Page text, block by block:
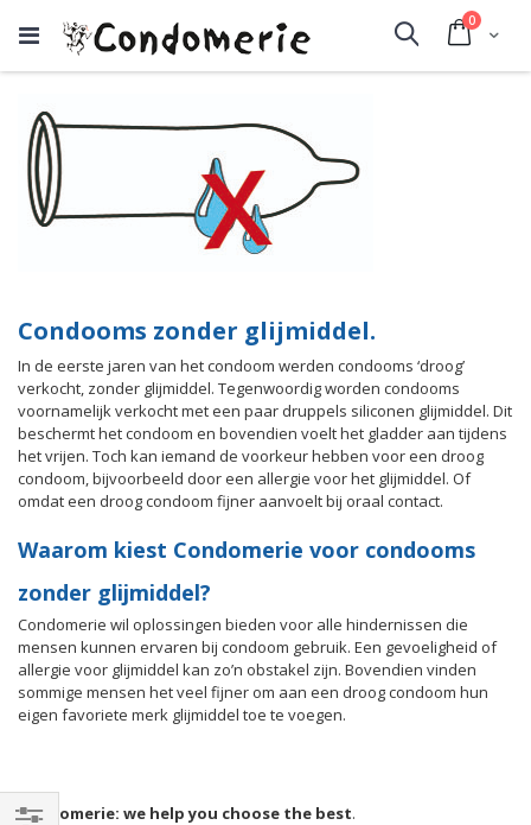
Cart
0
Search
Condooms zonder glijmiddel.
In de eerste jaren van het condoom werden condooms ‘droog’
verkocht, zonder glijmiddel. Tegenwoordig worden condooms
voornamelijk verkocht met een paar druppels siliconen glijmiddel. Dit
beschermt het condoom en bovendien voelt het gladder aan tijdens
het vrijen. Toch kan iemand de voorkeur hebben voor een droog
condoom, bijvoorbeeld door een allergie voor het glijmiddel. Of
omdat een droog condoom fijner aanvoelt bij oraal contact.
Waarom kiest Condomerie voor condooms
zonder glijmiddel?
Condomerie wil oplossingen bieden voor alle hindernissen die
mensen kunnen ervaren bij condoom gebruik. Een gevoeligheid of
allergie voor glijmiddel kan zo’n obstakel zijn. Bovendien vinden
sommige mensen het veel fijner om aan een droog condoom hun
eigen favoriete merk glijmiddel toe te voegen.
Condomerie: we help you choose the best.